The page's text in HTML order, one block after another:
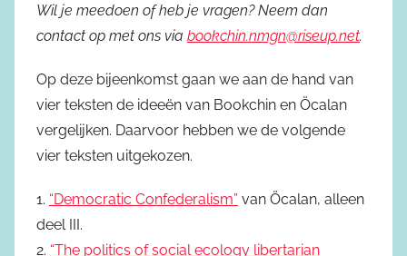
Wil je meedoen of heb je vragen? Neem dan
contact op met ons via bookchin.nmgn@riseup.net.
Op deze bijeenkomst gaan we aan de hand van
vier teksten de ideeën van Bookchin en Öcalan
vergelijken. Daarvoor hebben we de volgende
vier teksten uitgekozen.
1. “Democratic Confederalism” van Öcalan, alleen
deel III.
2. “The politics of social ecology libertarian